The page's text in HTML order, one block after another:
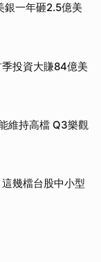
銀一年砸2.5億美
投資大賺84億美
維持高檔 Q3樂觀
幾檔台股中小型